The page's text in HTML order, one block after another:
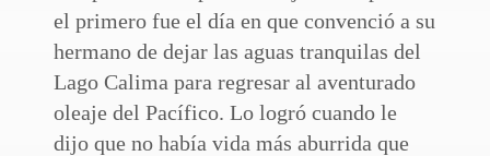
el primero fue el día en que convenció a su
hermano de dejar las aguas tranquilas del
Lago Calima para regresar al aventurado
oleaje del Pacífico. Lo logró cuando le
dijo que no había vida más aburrida que